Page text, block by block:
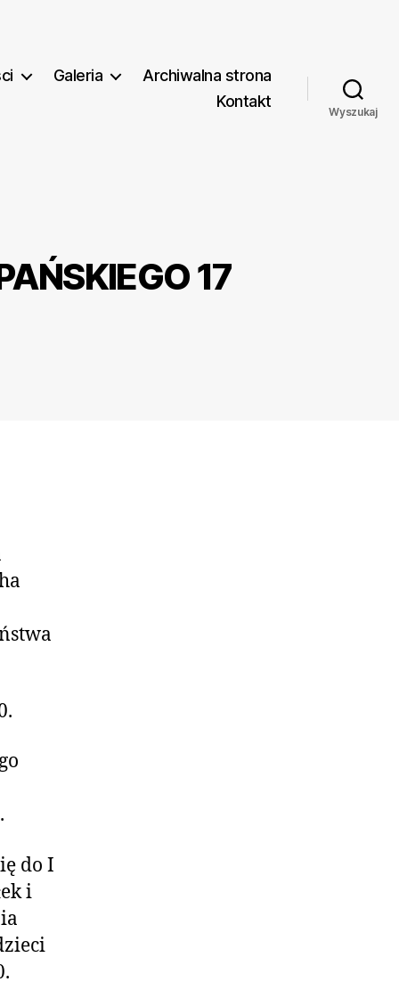
Galeria
Archiwalna strona
Kontakt
Wyszukaj
17
do I
i